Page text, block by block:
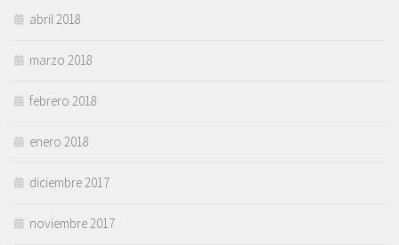
abril 2018
marzo 2018
febrero 2018
enero 2018
diciembre 2017
noviembre 2017